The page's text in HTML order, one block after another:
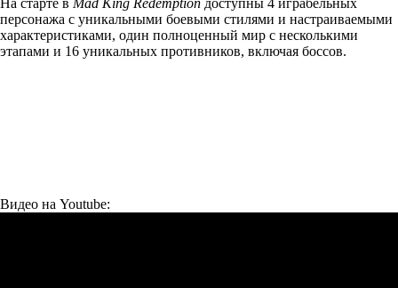
персонажа с уникальными боевыми стилями и настраиваемыми
характеристиками, один полноценный мир с несколькими
этапами и 16 уникальных противников, включая боссов.
Видео на Youtube: